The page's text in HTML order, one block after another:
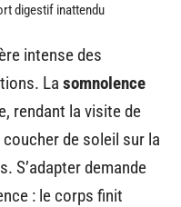
digestif inattendu
intense des
La somnolence
rendant la visite de
de soleil sur la
S’adapter demande
: le corps finit